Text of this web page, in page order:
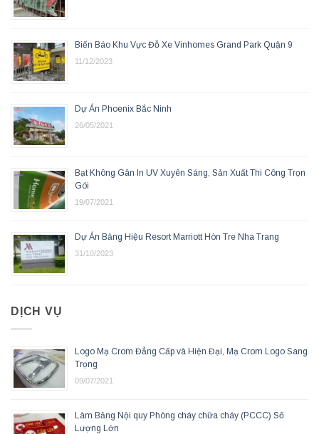
Biển Báo Khu Vực Đỗ Xe Vinhomes Grand Park Quận 9
11/12/2023
Dự Án Phoenix Bắc Ninh
26/05/2021
Bạt Không Gân In UV Xuyên Sáng, Sản Xuất Thi Công Trọn
Gói
19/07/2021
Dự Án Bảng Hiệu Resort Marriott Hòn Tre Nha Trang
31/10/2023
DỊCH VỤ
Logo Mạ Crom Đẳng Cấp và Hiện Đại, Mạ Crom Logo Sang
Trọng
09/07/2021
Làm Bảng Nội quy Phòng cháy chữa cháy (PCCC) Số
Lượng Lớn